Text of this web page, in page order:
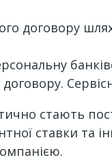
договору
стають
ставки та